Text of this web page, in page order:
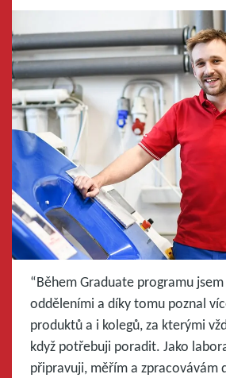
“Během Graduate programu
odděleními a díky tomu poznal
produktů a i kolegů, za kterými
když potřebuji poradit. Jako
připravuji, měřím a zpracovávám